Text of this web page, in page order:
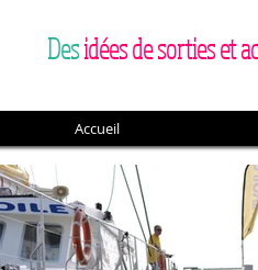
Desidées de sorties et
Accueil